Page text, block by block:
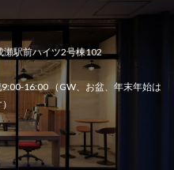
瀬駅前ハイツ2号棟102
16:00 （GW、お盆、年末年始は